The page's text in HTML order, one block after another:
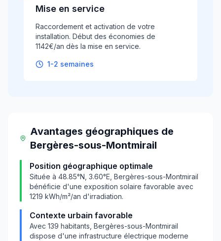
Mise en service
Raccordement et activation de votre
installation. Début des économies de
1142€/an dès la mise en service.
1-2 semaines
Avantages géographiques de
Bergères-sous-Montmirail
Position géographique optimale
Située à 48.85°N, 3.60°E, Bergères-sous-Montmirail
bénéficie d'une exposition solaire favorable avec
1219 kWh/m²/an d'irradiation.
Contexte urbain favorable
Avec 139 habitants, Bergères-sous-Montmirail
dispose d'une infrastructure électrique moderne